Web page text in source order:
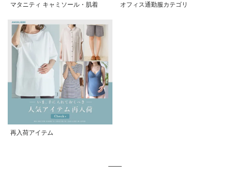
マタニティ キャミソール・肌着 オフィス通勤服カテゴリ
再入荷アイテム